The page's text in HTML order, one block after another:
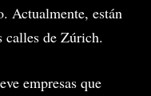
Actualmente, están
calles de Zúrich.
empresas que